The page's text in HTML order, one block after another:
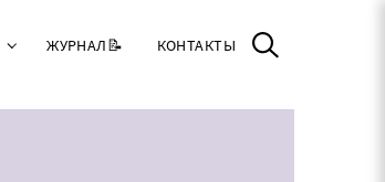
ЖУРНАЛ📝 КОНТАКТЫ